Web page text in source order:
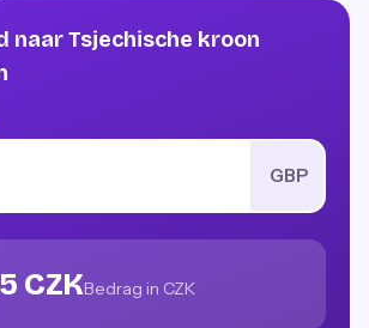
naar Tsjechische kroon
GBP
CZKBedrag in CZK